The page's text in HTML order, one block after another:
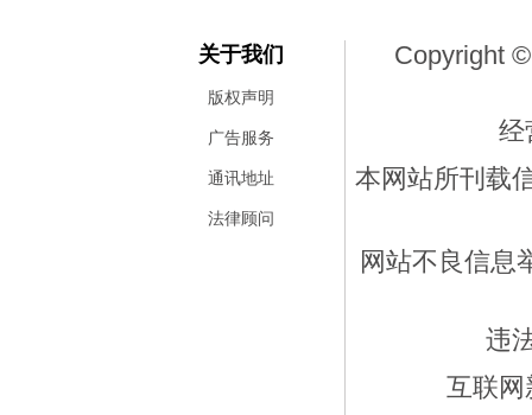
关于我们
版权声明
广告服务
通讯地址
法律顾问
Copyright
经
本网站所刊载
网站不良信息
违
互联网